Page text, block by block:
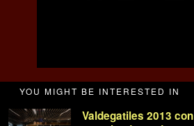
YOU MIGHT BE INTERESTED IN
Valdegatiles 2013 con